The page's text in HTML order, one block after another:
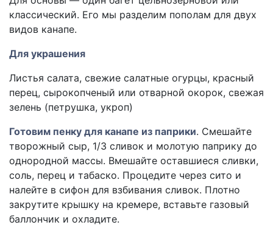
классический. Его мы разделим пополам для двух
видов канапе.
Для украшения
Листья салата, свежие салатные огурцы, красный
перец, сырокопченый или отварной окорок, свежая
зелень (петрушка, укроп)
Готовим пенку для канапе из паприки. Смешайте
творожный сыр, 1/3 сливок и молотую паприку до
однородной массы. Вмешайте оставшиеся сливки,
соль, перец и табаско. Процедите через сито и
налейте в сифон для взбивания сливок. Плотно
закрутите крышку на кремере, вставьте газовый
баллончик и охладите.